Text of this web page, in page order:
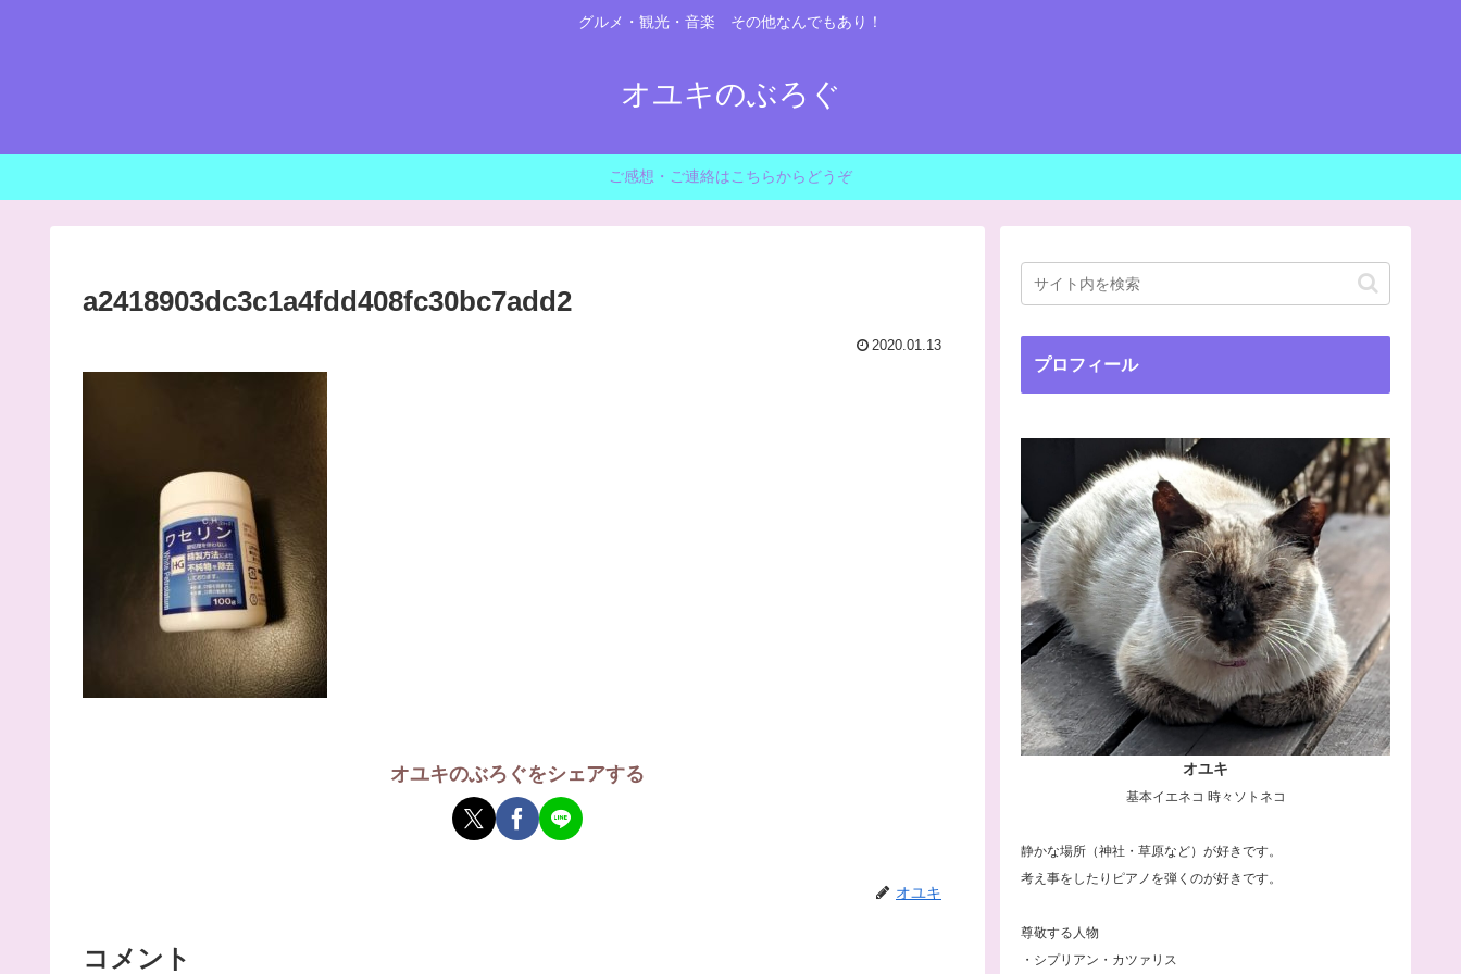
グルメ・観光・音楽 その他なんでもあり！
オユキのぶろぐ
ご感想・ご連絡はこちらからどうぞ
a2418903dc3c1a4fdd408fc30bc7add2
2020.01.13
オユキのぶろぐをシェアする
オユキ
コメント
プロフィール
オユキ
基本イエネコ 時々ソトネコ
静かな場所（神社・草原など）が好きです。
考え事をしたりピアノを弾くのが好きです。
尊敬する人物
・シプリアン・カツァリス